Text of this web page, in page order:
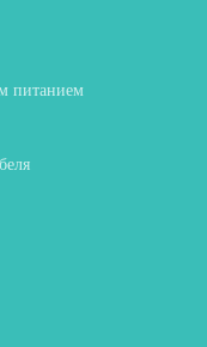
питанием